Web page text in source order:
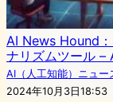
AI News Hound
ナリズムツール –
AI（人工知能）ニュー
2024年10月3日18:53